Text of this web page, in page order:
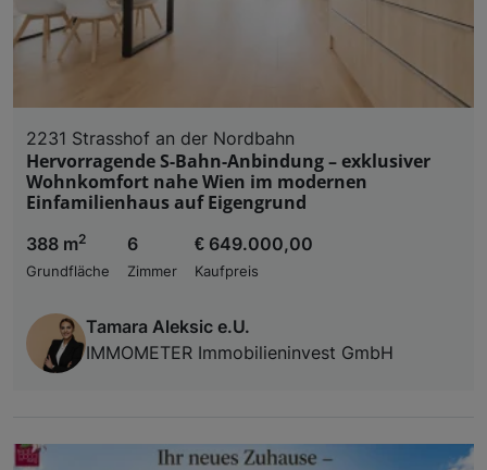
2231 Strasshof an der Nordbahn
Hervorragende S-Bahn-Anbindung – exklusiver
Wohnkomfort nahe Wien im modernen
Einfamilienhaus auf Eigengrund
388 m2
Grundfläche
6
Zimmer
€ 649.000,00
Kaufpreis
Tamara Aleksic e.U.
IMMOMETER Immobilieninvest GmbH